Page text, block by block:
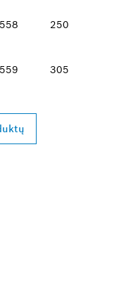
250
305